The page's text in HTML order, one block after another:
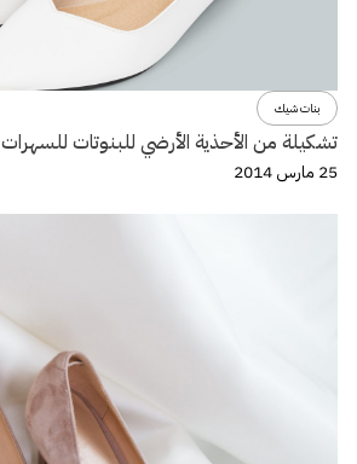
بنات شيك
تشكيلة من الأحذية الأرضي للبنوتات للسهرات
25 مارس 2014